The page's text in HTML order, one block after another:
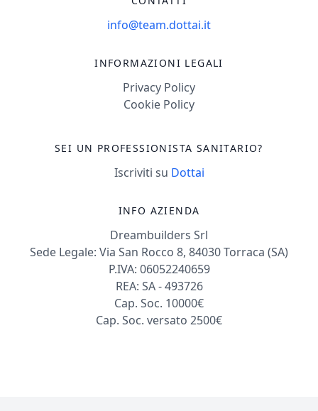
info@team.dottai.it
INFORMAZIONI LEGALI
Privacy Policy
Cookie Policy
SEI UN PROFESSIONISTA SANITARIO?
Iscriviti su Dottai
INFO AZIENDA
Dreambuilders Srl
Sede Legale: Via San Rocco 8, 84030 Torraca (SA)
P.IVA: 06052240659
REA: SA - 493726
Cap. Soc. 10000€
Cap. Soc. versato 2500€